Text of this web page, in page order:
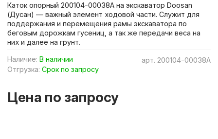
арт. 200104-00038A
Наличие: В наличии
Отгрузка: Срок по запросу
Цена по запросу
Каток опорный 200104-00038A на экскаватор Doosan
(Дусан) — важный элемент ходовой части. Служит для
поддержания и перемещения рамы экскаватора по
беговым дорожкам гусениц, а так же передачи веса на
них и далее на грунт.